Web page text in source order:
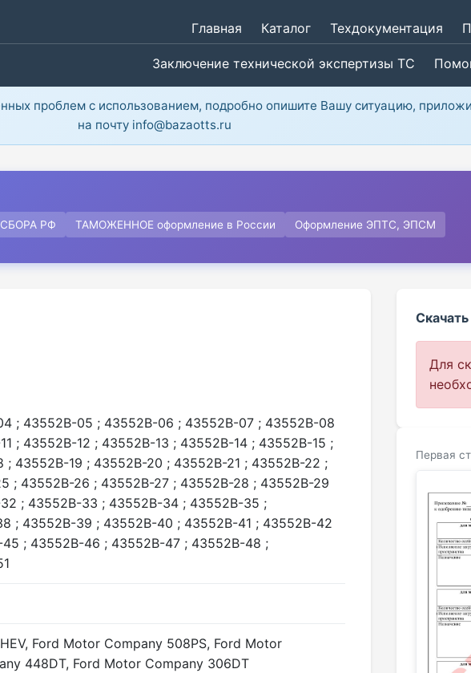
Главная Каталог Техдокументация
Заключение технической экспертизы ТС
проблем с использованием, подробно опишите Вашу ситуацию,
на почту info@bazaotts.ru
РФ ТАМОЖЕННОЕ оформление в России Оформление ЭПТС, ЭПСМ
; 43552В-05 ; 43552В-06 ; 43552В-07 ; 43552В-08
; 43552В-12 ; 43552В-13 ; 43552В-14 ; 43552В-15 ;
; 43552В-19 ; 43552В-20 ; 43552В-21 ; 43552В-22 ;
; 43552В-26 ; 43552В-27 ; 43552В-28 ; 43552В-29
; 43552В-33 ; 43552В-34 ; 43552В-35 ;
; 43552В-39 ; 43552В-40 ; 43552В-41 ; 43552В-42
; 43552В-46 ; 43552В-47 ; 43552В-48 ;
Ford Motor Company 508PS, Ford Motor
448DT, Ford Motor Company 306DT
Для
Первая